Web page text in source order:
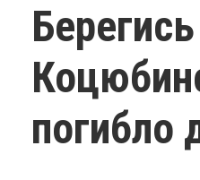
погибло